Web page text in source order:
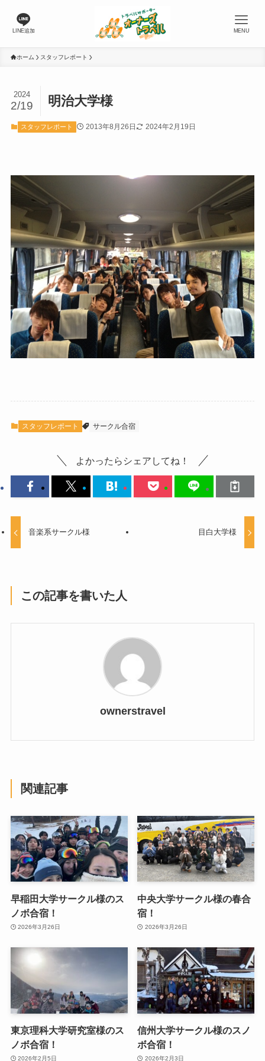
LINE追加 MENU
ホーム スタッフレポート
明治大学様
2024
2/19
スタッフレポート 2013年8月26日 2024年2月19日
スタッフレポート サークル合宿
よかったらシェアしてね！
音楽系サークル様 目白大学様
この記事を書いた人
ownerstravel
関連記事
早稲田大学サークル様のス
ノボ合宿！
2026年3月26日
中央大学サークル様の春合
宿！
2026年3月26日
東京理科大学研究室様のス
ノボ合宿！
2026年2月5日
信州大学サークル様のスノ
ボ合宿！
2026年2月3日